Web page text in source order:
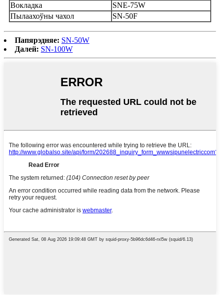
Вокладка
SNE-75W
Пылаахоўны чахол
SN-50F
Папярэдняе: SN-50W
Далей: SN-100W